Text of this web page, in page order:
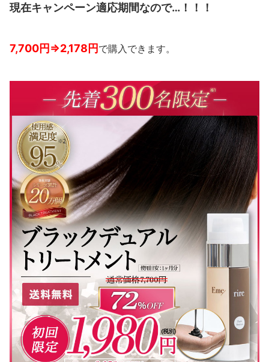
現在キャンペーン適応期間なので…！！！
7,700円⇒2,178円 で購入できます。